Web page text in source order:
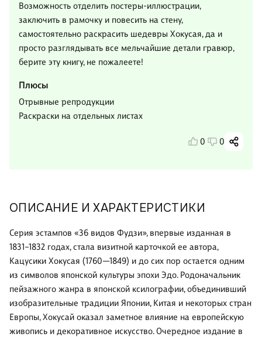
ОПИСАНИЕ И ХАРАКТЕРИСТИКИ
Серия эстампов «36 видов Фудзи», впервые изданная в
1831–1832 годах, стала визитной карточкой ее автора,
Кацусики Хокусая (1760—1849) и до сих пор остается одним
из символов японской культуры эпохи Эдо. Родоначальник
пейзажного жанра в японской ксилографии, объединивший
изобразительные традиции Японии, Китая и некоторых стран
Европы, Хокусай оказал заметное влияние на европейскую
живопись и декоративное искусство. Очередное издание в
Возможность отделить постеры-иллюстрации,
заключить в рамочку и повесить на стену,
самостоятельно раскрасить шедевры Хокусая, да и
просто разглядывать все мельчайшие детали гравюр,
берите эту книгу, не пожалеете!
Плюсы
Отрывные репродукции
Раскраски на отдельных листах
0 0